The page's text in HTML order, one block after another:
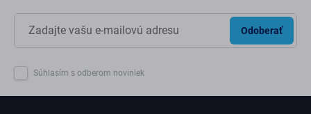
Odoberať
Súhlasím s odberom noviniek